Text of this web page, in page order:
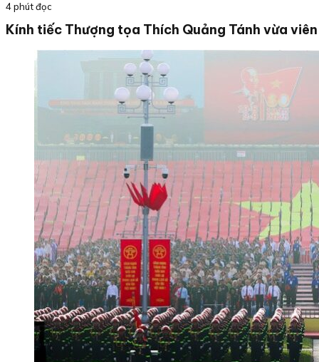
4 phút đọc
Kính tiếc Thượng tọa Thích Quảng Tánh vừa